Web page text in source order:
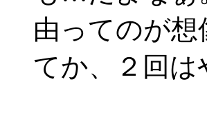
由ってのが
てか、２回